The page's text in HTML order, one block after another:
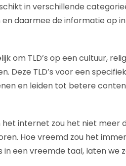
in verschillende
daarmee de informatie op
om TLD’s op een cultuur,
Deze TLD’s voor een
en leiden tot betere
internet zou het niet meer
Hoe vreemd zou het
een vreemde taal, laten we